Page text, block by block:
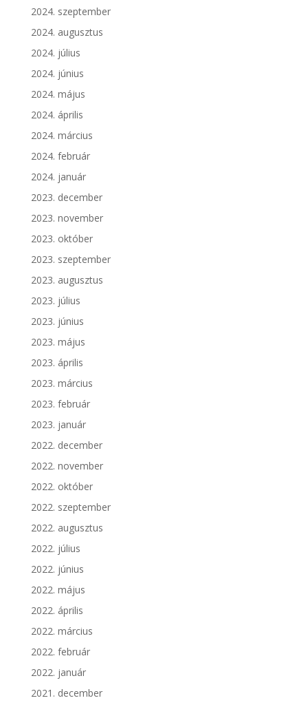
2024. szeptember
2024. augusztus
2024. július
2024. június
2024. május
2024. április
2024. március
2024. február
2024. január
2023. december
2023. november
2023. október
2023. szeptember
2023. augusztus
2023. július
2023. június
2023. május
2023. április
2023. március
2023. február
2023. január
2022. december
2022. november
2022. október
2022. szeptember
2022. augusztus
2022. július
2022. június
2022. május
2022. április
2022. március
2022. február
2022. január
2021. december